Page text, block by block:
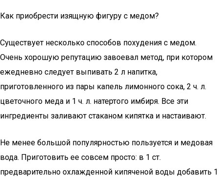
Как приобрести изящную фигуру с медом?
Существует несколько способов похудения с медом.
Очень хорошую репутацию завоевал метод, при котором
ежедневно следует выпивать 2 л напитка,
приготовленного из пары капель лимонного сока, 2 ч. л.
цветочного меда и 1 ч. л. натертого имбиря. Все эти
ингредиенты заливают стаканом кипятка и настаивают.
Не менее большой популярностью пользуется и медовая
вода. Приготовить ее совсем просто: в 1 ст.
предварительно охлажденной кипяченой воды добавить 1